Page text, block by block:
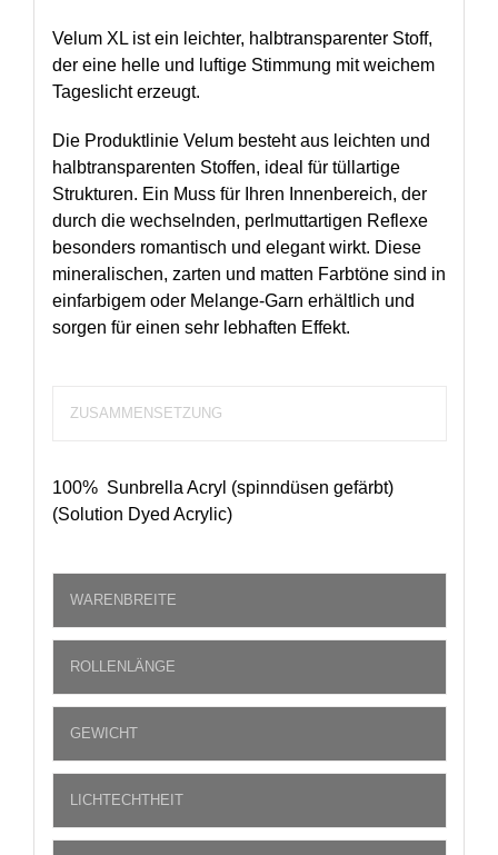
Velum XL ist ein leichter, halbtransparenter Stoff,
der eine helle und luftige Stimmung mit weichem
Tageslicht erzeugt.
Die Produktlinie Velum besteht aus leichten und
halbtransparenten Stoffen, ideal für tüllartige
Strukturen. Ein Muss für Ihren Innenbereich, der
durch die wechselnden, perlmuttartigen Reflexe
besonders romantisch und elegant wirkt. Diese
mineralischen, zarten und matten Farbtöne sind in
einfarbigem oder Melange-Garn erhältlich und
sorgen für einen sehr lebhaften Effekt.
ZUSAMMENSETZUNG
100% Sunbrella Acryl (spinndüsen gefärbt)
(Solution Dyed Acrylic)
WARENBREITE
ROLLENLÄNGE
GEWICHT
LICHTECHTHEIT